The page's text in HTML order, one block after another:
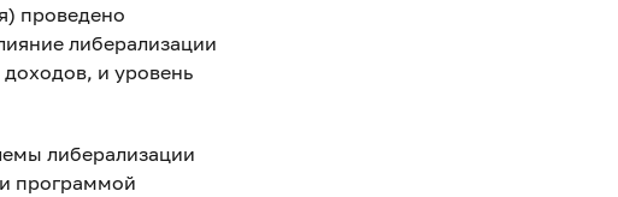
проведено
либерализации
и уровень
либерализации
программой